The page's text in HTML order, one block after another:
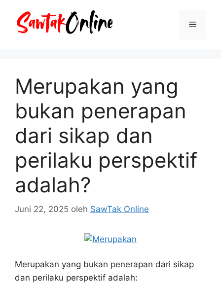
Menu
Merupakan yang
bukan penerapan
dari sikap dan
perilaku perspektif
adalah?
Juni 22, 2025 oleh SawTak Online
Merupakan yang bukan penerapan dari sikap
dan perilaku perspektif adalah: